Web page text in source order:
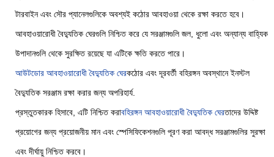
টারবাইন এবং সৌর প্যানেলগুলিকে অবশ্যই কঠোর আবহাওয়া থেকে রক্ষা করতে হবে।
আবহাওয়ারোধী বৈদ্যুতিক ঘেরগুলি নিশ্চিত করে যে সরঞ্জামগুলি জল, ধুলো এবং অন্যান্য বাহ্যিক
উপাদানগুলি থেকে সুরক্ষিত রয়েছে যা এটিকে ক্ষতি করতে পারে।
আউটডোর আবহাওয়ারোধী বৈদ্যুতিক ঘেরকঠোর এবং দূরবর্তী বহিরঙ্গন অবস্থানে ইনস্টল
বৈদ্যুতিক সরঞ্জাম রক্ষা করার জন্য অপরিহার্য.
প্রস্তুতকারক হিসাবে, এটি নিশ্চিত করাবহিরঙ্গন আবহাওয়ারোধী বৈদ্যুতিক ঘেরতাদের উদ্দিষ্ট
প্রয়োগের জন্য প্রয়োজনীয় মান এবং স্পেসিফিকেশনগুলি পূরণ করা আবদ্ধ সরঞ্জামগুলির সুরক্ষা
এবং দীর্ঘায়ু নিশ্চিত করবে।